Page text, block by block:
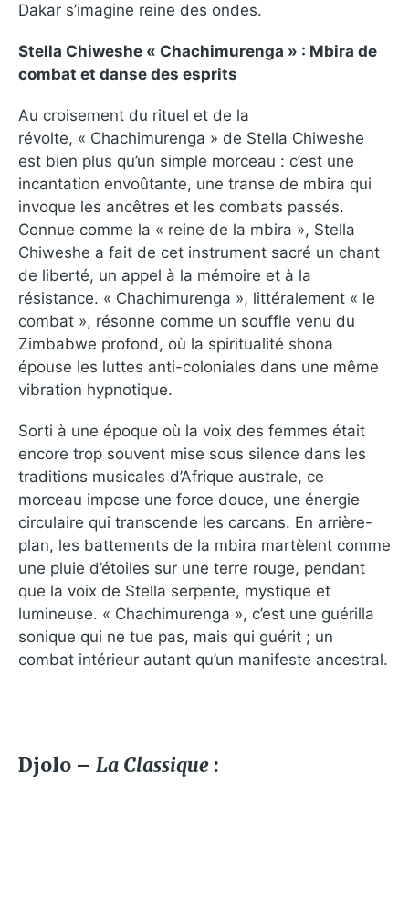
Dakar s’imagine reine des ondes.
Stella Chiweshe « Chachimurenga » : Mbira de
combat et danse des esprits
Au croisement du rituel et de la
révolte, « Chachimurenga » de Stella Chiweshe
est bien plus qu’un simple morceau : c’est une
incantation envoûtante, une transe de mbira qui
invoque les ancêtres et les combats passés.
Connue comme la « reine de la mbira », Stella
Chiweshe a fait de cet instrument sacré un chant
de liberté, un appel à la mémoire et à la
résistance. « Chachimurenga », littéralement « le
combat », résonne comme un souffle venu du
Zimbabwe profond, où la spiritualité shona
épouse les luttes anti-coloniales dans une même
vibration hypnotique.
Sorti à une époque où la voix des femmes était
encore trop souvent mise sous silence dans les
traditions musicales d’Afrique australe, ce
morceau impose une force douce, une énergie
circulaire qui transcende les carcans. En arrière-
plan, les battements de la mbira martèlent comme
une pluie d’étoiles sur une terre rouge, pendant
que la voix de Stella serpente, mystique et
lumineuse. « Chachimurenga », c’est une guérilla
sonique qui ne tue pas, mais qui guérit ; un
combat intérieur autant qu’un manifeste ancestral.
Djolo – La Classique :